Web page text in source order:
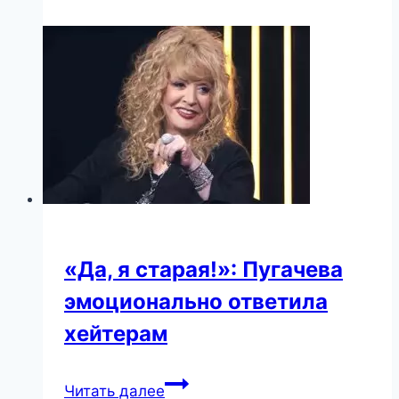
кого
растим?..Зверей?!
«Да, я старая!»: Пугачева
эмоционально ответила
хейтерам
Читать далее«Да,